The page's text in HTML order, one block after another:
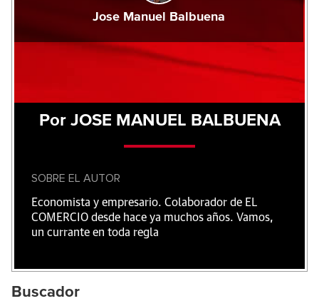
Jose Manuel Balbuena
Por JOSE MANUEL BALBUENA
SOBRE EL AUTOR
Economista y empresario. Colaborador de EL
COMERCIO desde hace ya muchos años. Vamos,
un currante en toda regla
Buscador